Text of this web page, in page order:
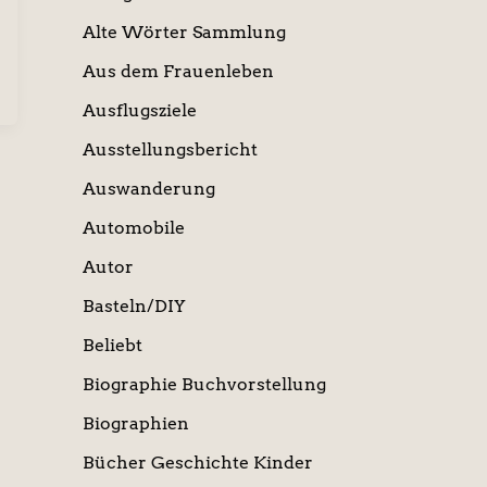
Alte Wörter Sammlung
Aus dem Frauenleben
Ausflugsziele
Ausstellungsbericht
Auswanderung
Automobile
Autor
Basteln/DIY
Beliebt
Biographie Buchvorstellung
Biographien
Bücher Geschichte Kinder